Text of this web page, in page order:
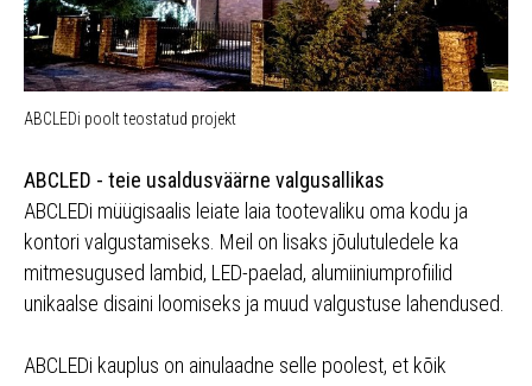
ABCLEDi poolt teostatud projekt
ABCLED - teie usaldusväärne valgusallikas
ABCLEDi müügisaalis leiate laia tootevaliku oma kodu ja
kontori valgustamiseks. Meil on lisaks jõulutuledele ka
mitmesugused lambid, LED-paelad, alumiiniumprofiilid
unikaalse disaini loomiseks ja muud valgustuse lahendused.
ABCLEDi kauplus on ainulaadne selle poolest, et kõik